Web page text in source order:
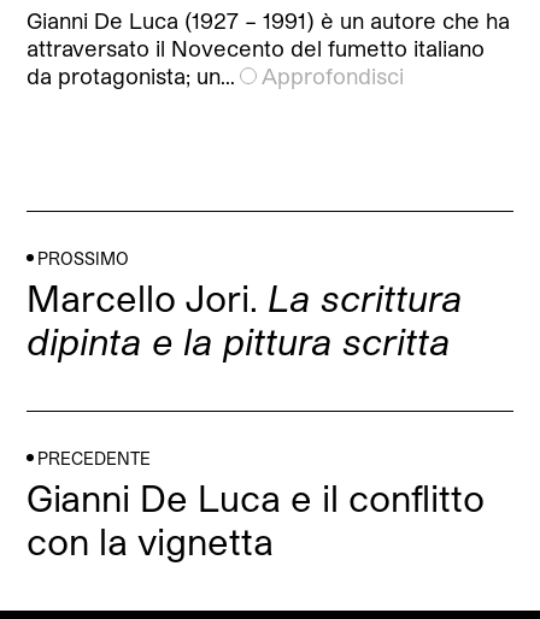
Gianni De Luca (1927 – 1991) è un autore che ha
attraversato il Novecento del fumetto italiano
da protagonista; un…
Approfondisci
PROSSIMO
Marcello Jori. La scrittura
dipinta e la pittura scritta
PRECEDENTE
Gianni De Luca e il conflitto
con la vignetta